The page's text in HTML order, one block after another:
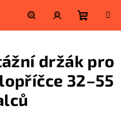
HledatPřihlášeníNákupní
košík
držák pro
32–55